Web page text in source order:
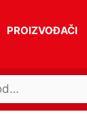
PROIZVOĐAČI